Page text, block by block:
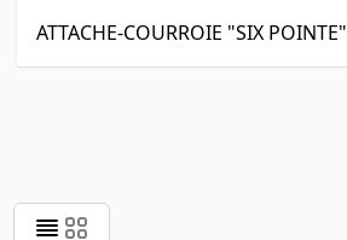
ATTACHE-COURROIE "SIX POINTE"